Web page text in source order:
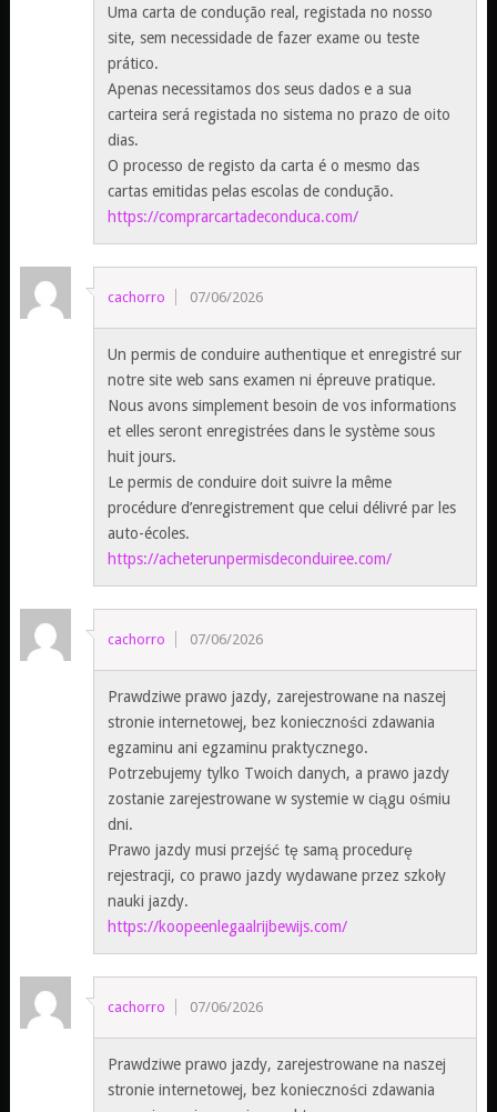
Uma carta de condução real, registada no nosso
site, sem necessidade de fazer exame ou teste
prático.
Apenas necessitamos dos seus dados e a sua
carteira será registada no sistema no prazo de oito
dias.
O processo de registo da carta é o mesmo das
cartas emitidas pelas escolas de condução.
https://comprarcartadeconduca.com/
cachorro 07/06/2026
Un permis de conduire authentique et enregistré sur
notre site web sans examen ni épreuve pratique.
Nous avons simplement besoin de vos informations
et elles seront enregistrées dans le système sous
huit jours.
Le permis de conduire doit suivre la même
procédure d’enregistrement que celui délivré par les
auto-écoles.
https://acheterunpermisdeconduiree.com/
cachorro 07/06/2026
Prawdziwe prawo jazdy, zarejestrowane na naszej
stronie internetowej, bez konieczności zdawania
egzaminu ani egzaminu praktycznego.
Potrzebujemy tylko Twoich danych, a prawo jazdy
zostanie zarejestrowane w systemie w ciągu ośmiu
dni.
Prawo jazdy musi przejść tę samą procedurę
rejestracji, co prawo jazdy wydawane przez szkoły
nauki jazdy.
https://koopeenlegaalrijbewijs.com/
cachorro 07/06/2026
Prawdziwe prawo jazdy, zarejestrowane na naszej
stronie internetowej, bez konieczności zdawania